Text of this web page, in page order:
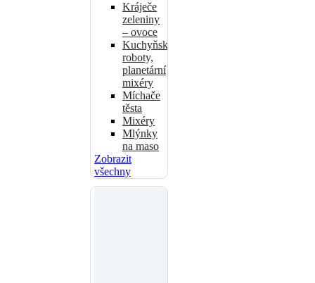
Kráječe
zeleniny
– ovoce
Kuchyňské
roboty,
planetární
mixéry
Míchače
těsta
Mixéry
Mlýnky
na maso
Zobrazit
všechny